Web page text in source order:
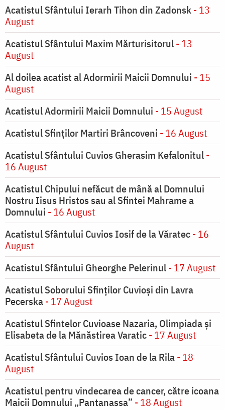
Acatistul Sfântului Ierarh Tihon din Zadonsk- 13
August
Acatistul Sfântului Maxim Mărturisitorul- 13
August
Al doilea acatist al Adormirii Maicii Domnului - 15
August
Acatistul Adormirii Maicii Domnului - 15 August
Acatistul Sfinților Martiri Brâncoveni - 16 August
Acatistul Sfântului Cuvios Gherasim Kefalonitul-
16 August
Acatistul Chipului nefăcut de mână al Domnului
Nostru Iisus Hristos sau al Sfintei Mahrame a
Domnului - 16 August
Acatistul Sfântului Cuvios Iosif de la Văratec- 16
August
Acatistul Sfântului Gheorghe Pelerinul- 17 August
Acatistul Soborului Sfinților Cuvioși din Lavra
Pecerska- 17 August
Acatistul Sfintelor Cuvioase Nazaria, Olimpiada și
Elisabeta de la Mănăstirea Varatic- 17 August
Acatistul Sfântului Cuvios Ioan de la Rila- 18
August
Acatistul pentru vindecarea de cancer, către icoana
Maicii Domnului „Pantanassa” - 18 August